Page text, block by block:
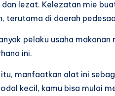
dan lezat. Kelezatan mie
terutama di daerah
pelaku usaha
ini.
manfaatkan alat ini
kecil, kamu bisa mulai